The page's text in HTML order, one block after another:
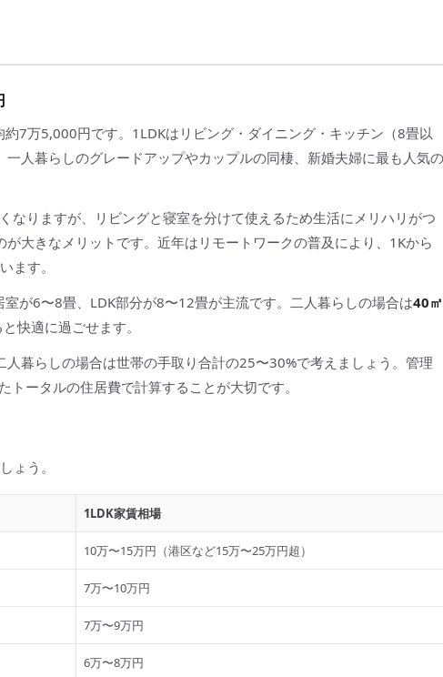
7万5,000円です。1LDKはリビング・ダイニング・キッチン（8畳以
人暮らしのグレードアップやカップルの同棲、新婚夫婦に最も人気の
なりますが、リビングと寝室を分けて使えるため生活にメリハリがつ
大きなメリットです。近年はリモートワークの普及により、1Kから
ます。
が6〜8畳、LDK部分が8〜12畳が主流です。二人暮らしの場合は40㎡
快適に過ごせます。
暮らしの場合は世帯の手取り合計の25〜30%で考えましょう。管理
ータルの住居費で計算することが大切です。
ょう。
1LDK家賃相場
10万〜15万円（港区など15万〜25万円超）
7万〜10万円
7万〜9万円
6万〜8万円